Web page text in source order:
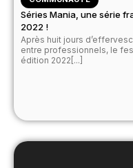
Séries Mania, une série
2022 !
Après huit jours
entre professionnels, le
édition 2022[...]